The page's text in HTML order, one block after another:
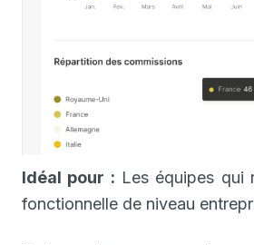
Idéal pour : Les équipes qui
fonctionnelle de niveau